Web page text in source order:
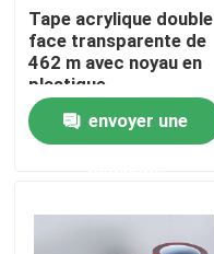
Aperçu
Produits
A propos de nous
Tape acrylique double
face transparente de
462 m avec noyau en
plastique
envoyer une